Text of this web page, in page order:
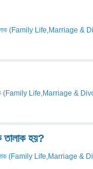
(Family Life,Marriage &
(Family Life,Marriage &
তালাক হয়?
(Family Life,Marriage &